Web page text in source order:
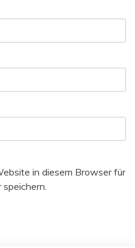
in diesem Browser für